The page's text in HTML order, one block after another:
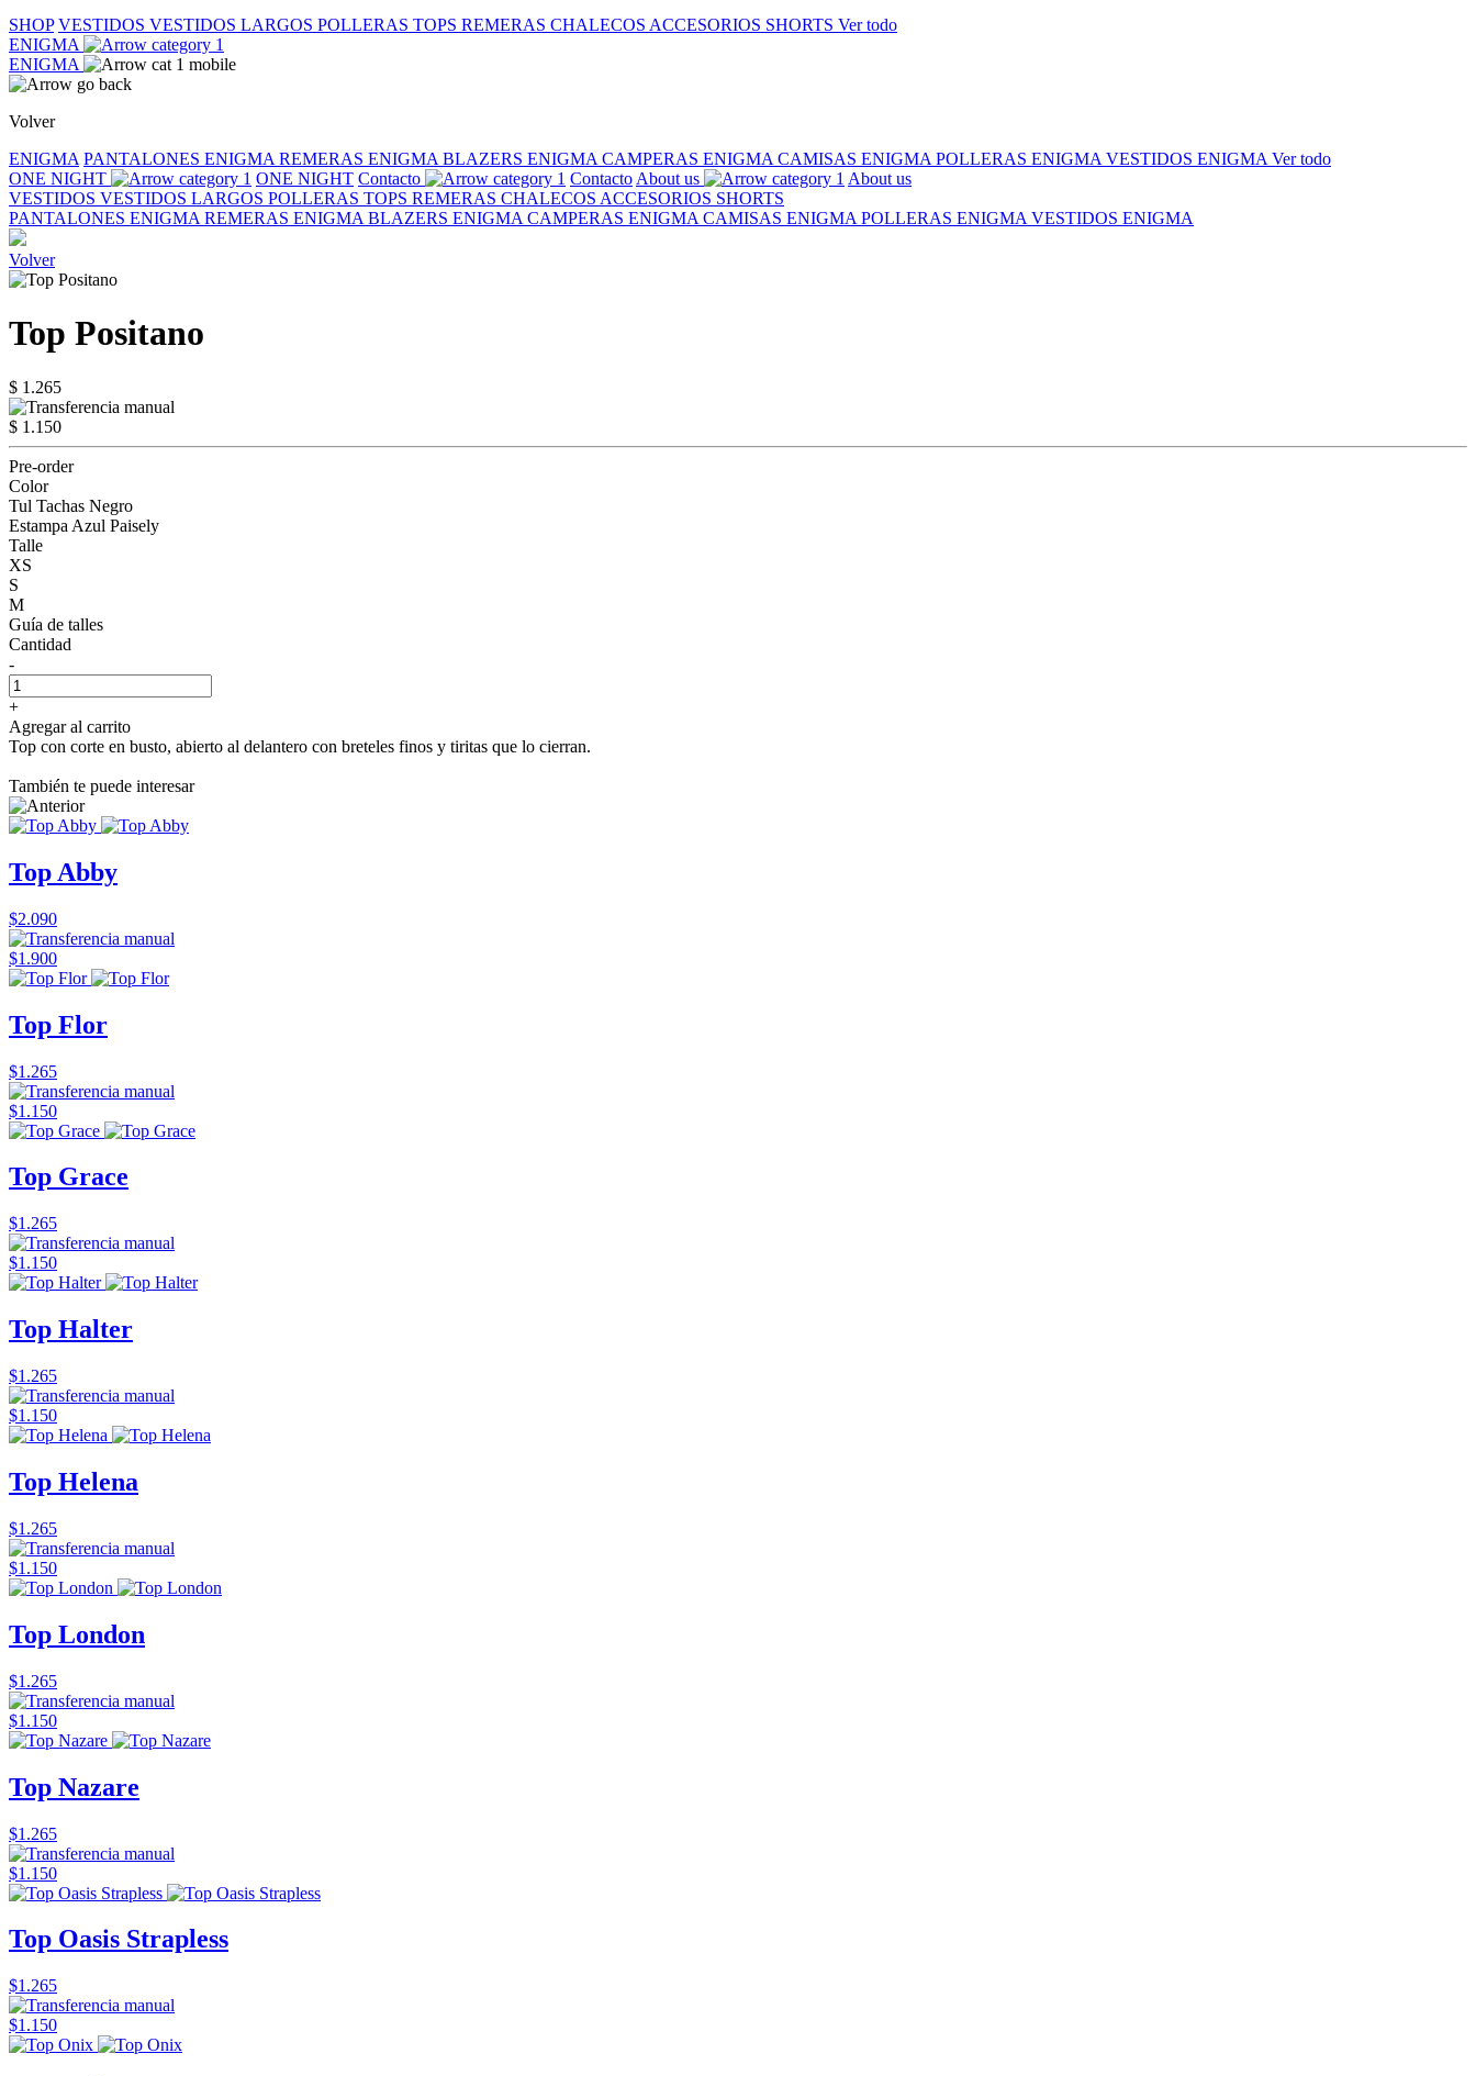
SHOP VESTIDOS VESTIDOS LARGOS POLLERAS TOPS REMERAS CHALECOS ACCESORIOS SHORTS Ver todo
ENIGMA
ENIGMA
Volver
ENIGMA PANTALONES ENIGMA REMERAS ENIGMA BLAZERS ENIGMA CAMPERAS ENIGMA CAMISAS ENIGMA POLLERAS ENIGMA VESTIDOS ENIGMA Ver todo
ONE NIGHT
ONE NIGHT Contacto Contacto About us
About us
VESTIDOS VESTIDOS LARGOS POLLERAS TOPS REMERAS CHALECOS ACCESORIOS SHORTS
PANTALONES ENIGMA REMERAS ENIGMA BLAZERS ENIGMA CAMPERAS ENIGMA CAMISAS ENIGMA POLLERAS ENIGMA VESTIDOS ENIGMA
Volver
Top Positano
$ 1.265
$ 1.150
Pre-order
Color
Tul Tachas Negro
Estampa Azul Paisely
Talle
XS
S
M
Guía de talles
Cantidad
-
+
Agregar al carrito
Top con corte en busto, abierto al delantero con breteles finos y tiritas que lo cierran.
También te puede interesar
Top Abby
$2.090
$1.900
Top Flor
$1.265
$1.150
Top Grace
$1.265
$1.150
Top Halter
$1.265
$1.150
Top Helena
$1.265
$1.150
Top London
$1.265
$1.150
Top Nazare
$1.265
$1.150
Top Oasis Strapless
$1.265
$1.150